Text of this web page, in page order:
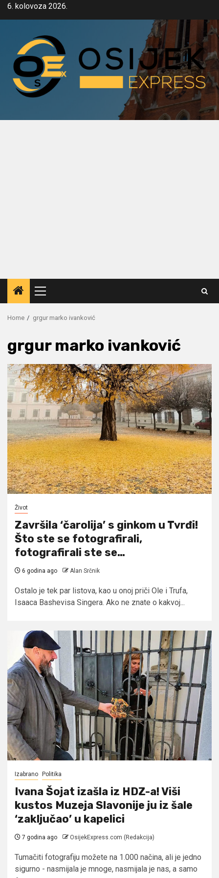
Skip6. kolovoza 2026.
Primary
Menu
Home grgur marko ivanković
grgur marko ivanković
Život
Završila ‘čarolija’ s ginkom u Tvrđi!
Što ste se fotografirali,
fotografirali ste se…
6 godina ago Alan Srčnik
Ostalo je tek par listova, kao u onoj priči Ole i Trufa,
Isaaca Bashevisa Singera. Ako ne znate o kakvoj...
Izabrano Politika
Ivana Šojat izašla iz HDZ-a! Viši
kustos Muzeja Slavonije ju iz šale
‘zaključao’ u kapelici
7 godina ago OsijekExpress.com (Redakcija)
Tumačiti fotografiju možete na 1.000 načina, ali je jedno
sigurno - nasmijala je mnoge, nasmijala je nas, a samo